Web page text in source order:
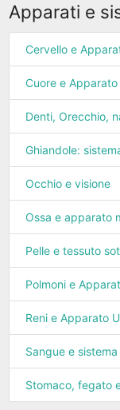
Apparati e
Cervello e
Cuore e
Denti, Orecchio,
Ghiandole:
Occhio e visione
Ossa e apparato
Pelle e tessuto
Polmoni e
Reni e Apparato
Sangue e
Stomaco, fegato